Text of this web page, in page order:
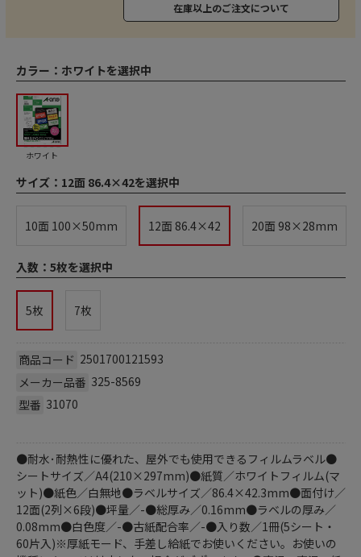
在庫以上のご注文について
カラー： ホワイトを選択中
ホワイト
サイズ： 12面 86.4×42を選択中
10面 100×50mm 12面 86.4×42 20面 98×28mm
入数： 5枚を選択中
5枚 7枚
商品コード 2501700121593
メーカー品番 325-8569
型番 31070
●耐水･耐熱性に優れた、屋外でも使用できるフィルムラベル●
シートサイズ／A4(210×297mm)●紙質／ホワイトフィルム(マ
ット)●紙色／白無地●ラベルサイズ／86.4×42.3mm●面付け／
12面(2列×6段)●坪量／-●総厚み／0.16mm●ラベルの厚み／
0.08mm●白色度／-●古紙配合率／-●入り数／1冊(5シート・
60片入)※厚紙モード、手差し給紙でお使いください。お使いの